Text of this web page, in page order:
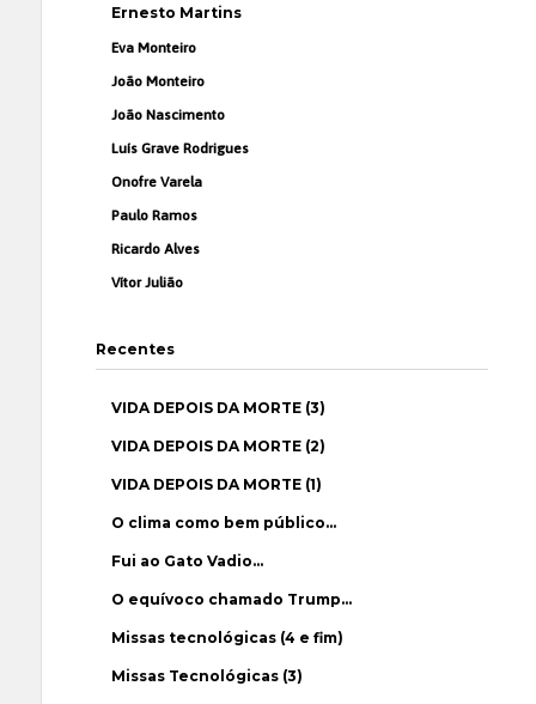
Ernesto Martins
Eva Monteiro
João Monteiro
João Nascimento
Luís Grave Rodrigues
Onofre Varela
Paulo Ramos
Ricardo Alves
Vítor Julião
Recentes
VIDA DEPOIS DA MORTE (3)
VIDA DEPOIS DA MORTE (2)
VIDA DEPOIS DA MORTE (1)
O clima como bem público…
Fui ao Gato Vadio…
O equívoco chamado Trump…
Missas tecnológicas (4 e fim)
Missas Tecnológicas (3)